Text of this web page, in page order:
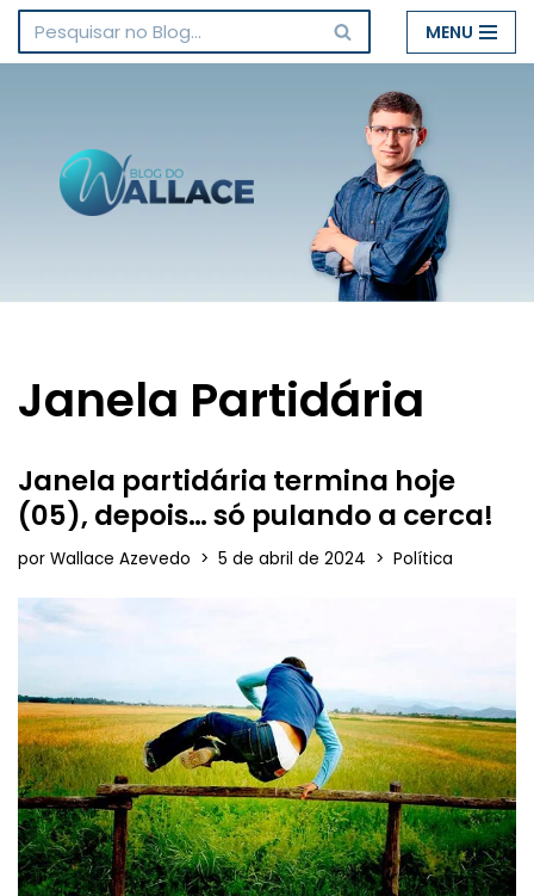
Pular
conteúdo
MENU
Janela Partidária
Janela partidária termina hoje
(05), depois… só pulando a cerca!
por Wallace Azevedo 5 de abril de 2024 Política